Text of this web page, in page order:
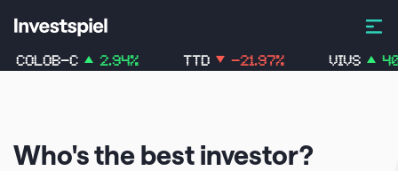
COLOB-C 2.94% TTD -21.97% VIVS
Who's the best investor?